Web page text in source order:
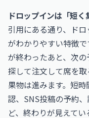
ドロップインは「短
引用にある通り、ド
がわかりやすい特徴
が終わったあと、次の
探して注文して席を
果物は進みます。短
認、SNS投稿の予約
ど、終わりが見えて